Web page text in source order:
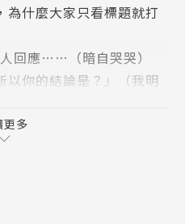
什麼大家只看標題就打
回應……（暗自哭哭）
你的結論是？」（我明
完？
文案力」不足使然！
更多